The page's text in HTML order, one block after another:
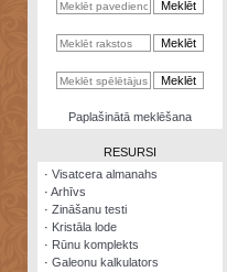
kalkulators
NomētātāsPaplašinātā meklēšana
RESURSI
· Visatcera almanahs
· Arhīvs
· Zināšanu testi
· Kristāla lode
· Rūnu komplekts
· Galeonu kalkulators